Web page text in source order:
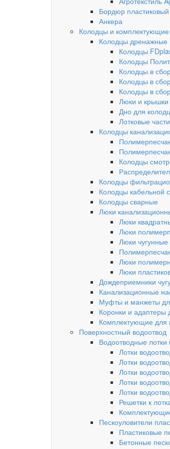
Бордюр пластиковый
Анкера
Колодцы и комплектующие
Колодцы дренажные
Колодцы
Колодцы
Колодцы в
Колодцы в
Колодцы в
Люки и крышки
Дно для
Лотковые части
Колодцы
Колодцы
Колодцы
Колодцы кабельной
Колодцы сварные
Люки
Люки
Люки
Люки чугунные
Люки
Люки
Дождеприемники
Канализационные
Муфты и манжеты
Коронки и адаптеры
Комплектующие для
Поверхностный водоотвод
Водоотводные лотки
Лотки
Лотки
Лотки
Лотки
Лотки
Решетки к
Пескоуловители
Пластиковые
Бетонные